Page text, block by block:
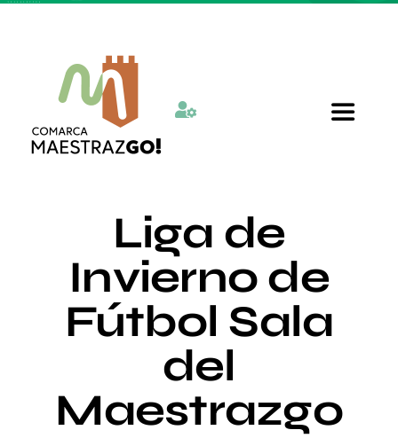
Toggle
Quienes somos
Departamentos
Liga de
Invierno de
Fútbol Sala
del
Maestrazgo